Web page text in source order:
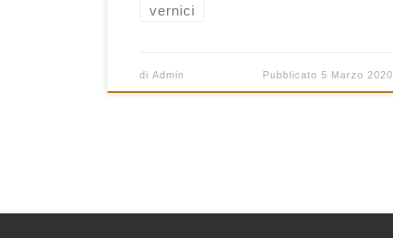
vernici
diAdmin Pubblicato 5 Marzo 2020